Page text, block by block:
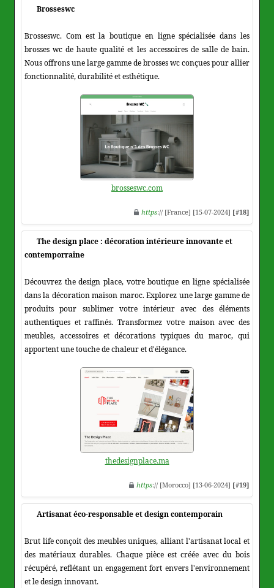
Brosseswc
Brosseswc. Com est la boutique en ligne spécialisée dans les
brosses wc de haute qualité et les accessoires de salle de bain.
Nous offrons une large gamme de brosses wc conçues pour allier
fonctionnalité, durabilité et esthétique.
brosseswc.com
https:// [France] [15-07-2024] [#18]
The design place : décoration intérieure innovante et
contemporraine
Découvrez the design place, votre boutique en ligne spécialisée
dans la décoration maison maroc. Explorez une large gamme de
produits pour sublimer votre intérieur avec des éléments
authentiques et raffinés. Transformez votre maison avec des
meubles, accessoires et décorations typiques du maroc, qui
apportent une touche de chaleur et d'élégance.
thedesignplace.ma
https:// [Morocco] [13-06-2024] [#19]
Artisanat éco-responsable et design contemporain
Brut life conçoit des meubles uniques, alliant l'artisanat local et
des matériaux durables. Chaque pièce est créée avec du bois
récupéré, reflétant un engagement fort envers l'environnement
et le design innovant.